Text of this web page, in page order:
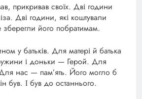
прикривав своїх. Дві години
Дві години, які коштували
його побратимам.
у батьків. Для матері й батька
і доньки — Герой. Для
нас — пам’ять. Його могло б
був. І був до останнього.